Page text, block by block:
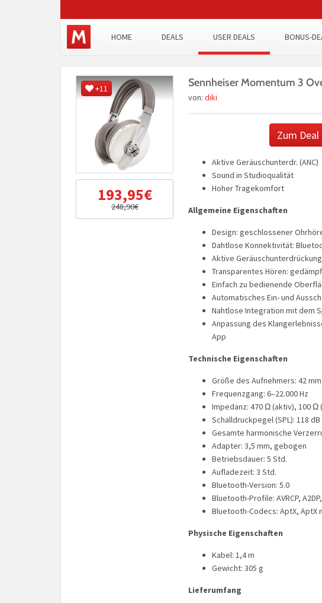
HOME DEALS USER DEALS BONUS-
+11
193,95€
248,90€
Sennheiser Momentum 3
von: diki
Zum Deal
Aktive Geräuschunterdr. (ANC)
Sound in Studioqualität
Hoher Tragekomfort
Allgemeine Eigenschaften
Design: geschlossener
Dahtlose Konnektivität:
Aktive
Transparentes Hören:
Einfach zu bedienende
Automatisches Ein- und
Nahtlose Integration mit dem
Anpassung des
App
Technische Eigenschaften
Größe des Aufnehmers: 42 mm
Frequenzgang: 6–22.000 Hz
Impedanz: 470 Ω (aktiv), 100 Ω
Schalldruckpegel (SPL): 118 dB
Gesamte harmonische
Adapter: 3,5 mm, gebogen
Betriebsdauer: 5 Std.
Aufladezeit: 3 Std.
Bluetooth-Version: 5.0
Bluetooth-Profile: AVRCP, A2DP,
Bluetooth-Codecs: AptX, AptX
Physische Eigenschaften
Kabel: 1,4 m
Gewicht: 305 g
Lieferumfang